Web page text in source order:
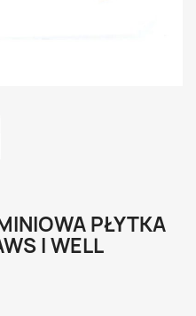
PŁYTKA
I WELL